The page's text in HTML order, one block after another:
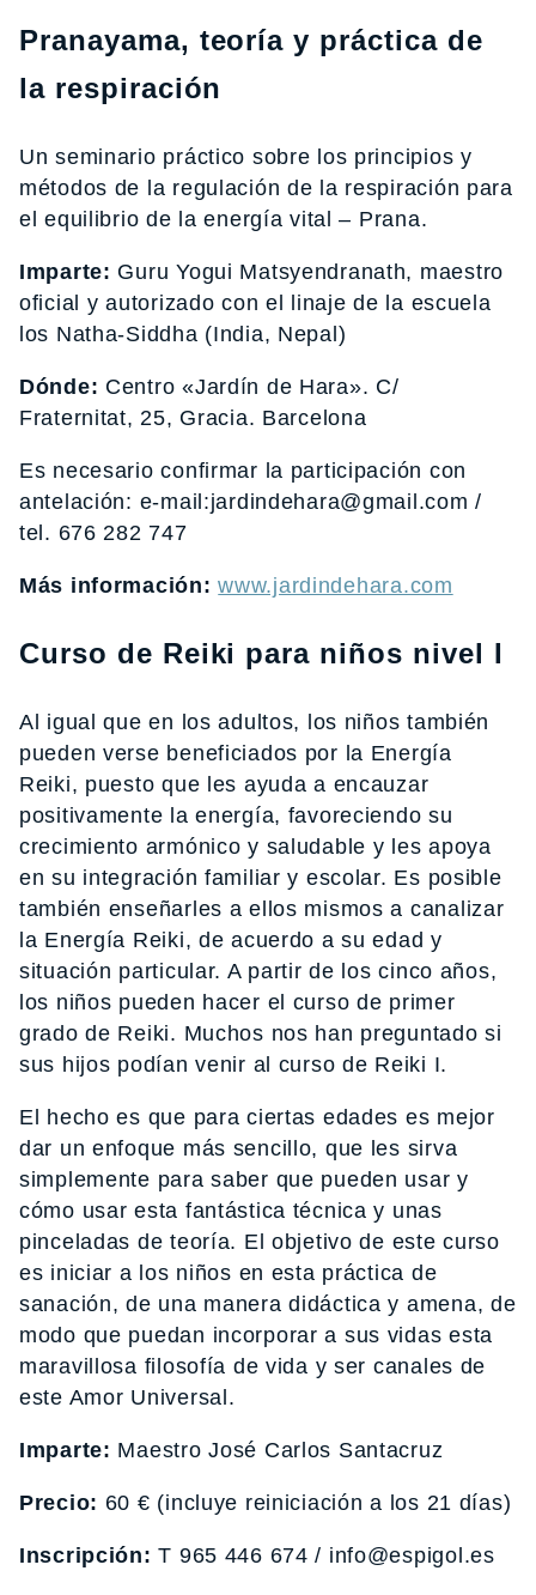
Pranayama, teoría y práctica de
la respiración
Un seminario práctico sobre los principios y
métodos de la regulación de la respiración para
el equilibrio de la energía vital – Prana.
Imparte: Guru Yogui Matsyendranath, maestro
oficial y autorizado con el linaje de la escuela
los Natha-Siddha (India, Nepal)
Dónde: Centro «Jardín de Hara». C/
Fraternitat, 25, Gracia. Barcelona
Es necesario confirmar la participación con
antelación: e-mail:jardindehara@gmail.com /
tel. 676 282 747
Más información: www.jardindehara.com
Curso de Reiki para niños nivel I
Al igual que en los adultos, los niños también
pueden verse beneficiados por la Energía
Reiki, puesto que les ayuda a encauzar
positivamente la energía, favoreciendo su
crecimiento armónico y saludable y les apoya
en su integración familiar y escolar. Es posible
también enseñarles a ellos mismos a canalizar
la Energía Reiki, de acuerdo a su edad y
situación particular. A partir de los cinco años,
los niños pueden hacer el curso de primer
grado de Reiki. Muchos nos han preguntado si
sus hijos podían venir al curso de Reiki I.
El hecho es que para ciertas edades es mejor
dar un enfoque más sencillo, que les sirva
simplemente para saber que pueden usar y
cómo usar esta fantástica técnica y unas
pinceladas de teoría. El objetivo de este curso
es iniciar a los niños en esta práctica de
sanación, de una manera didáctica y amena, de
modo que puedan incorporar a sus vidas esta
maravillosa filosofía de vida y ser canales de
este Amor Universal.
Imparte: Maestro José Carlos Santacruz
Precio: 60 € (incluye reiniciación a los 21 días)
Inscripción: T 965 446 674 / info@espigol.es